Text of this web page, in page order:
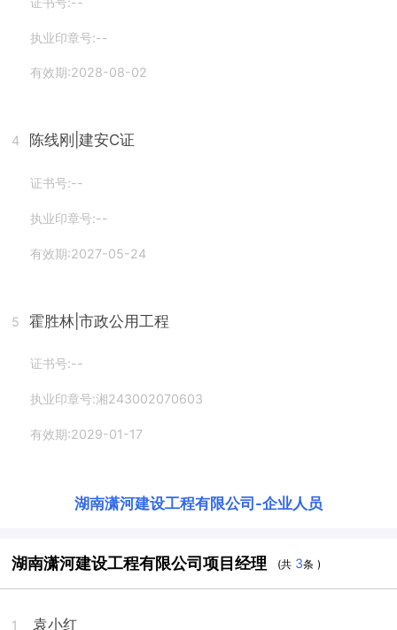
执业印章号:--
有效期:2028-08-02
4 陈线刚 |建安C证
证书号:--
执业印章号:--
有效期:2027-05-24
5 霍胜林 |市政公用工程
证书号:--
执业印章号:湘243002070603
有效期:2029-01-17
湖南潇河建设工程有限公司 -企业人员
湖南潇河建设工程有限公司项目经理 (共 3条 )
1 袁小红